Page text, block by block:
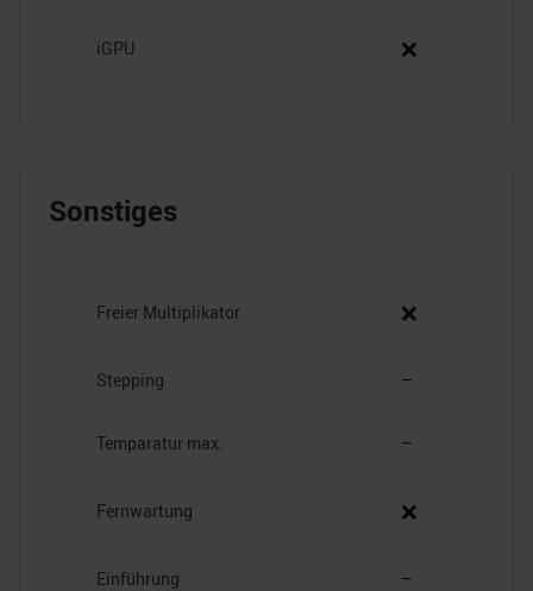
iGPU ❌
Sonstiges
Freier Multiplikator ❌
Stepping –
Temparatur max. –
Fernwartung ❌
Einführung –